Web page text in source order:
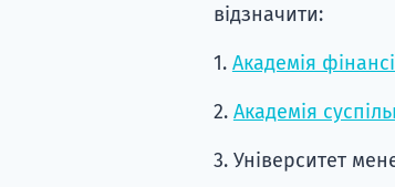
відзначити:
1. Академія
2. Академія
3. Університет